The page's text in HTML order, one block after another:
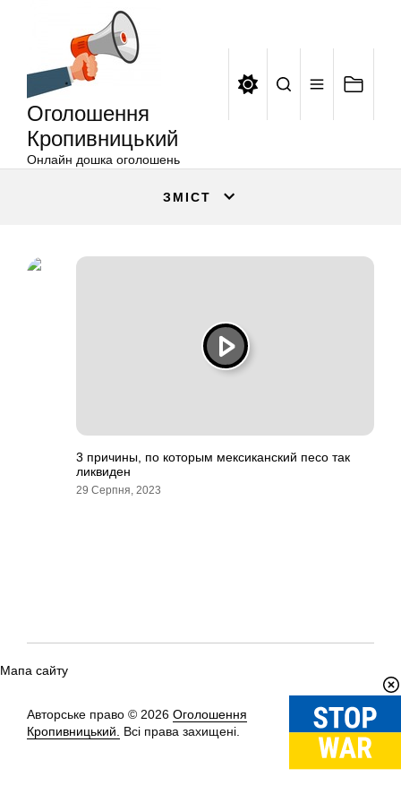
Оголошення
Кропивницький
Онлайн дошка оголошень
ЗМІСТ
3 причины, по которым мексиканский песо так
ликвиден
29 Серпня, 2023
Мапа сайту
Авторське право © 2026 Оголошення
Кропивницький.
Всі права захищені.
Вгору↑